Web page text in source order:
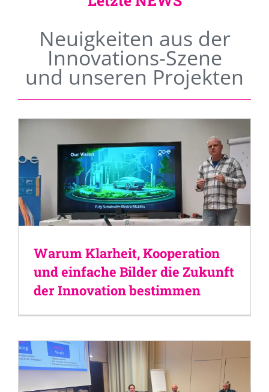
Neuigkeiten aus der
Innovations-Szene
und unseren Projekten
Warum Klarheit, Kooperation
und einfache Bilder die Zukunft
der Innovation bestimmen